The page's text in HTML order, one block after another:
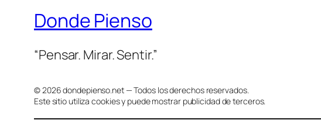
Donde Pienso
“Pensar. Mirar. Sentir.”
© 2026 dondepienso.net — Todos los derechos reservados.
Este sitio utiliza cookies y puede mostrar publicidad de terceros.